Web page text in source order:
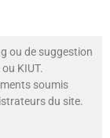
ou de suggestion
KIUT.
soumis
du site.